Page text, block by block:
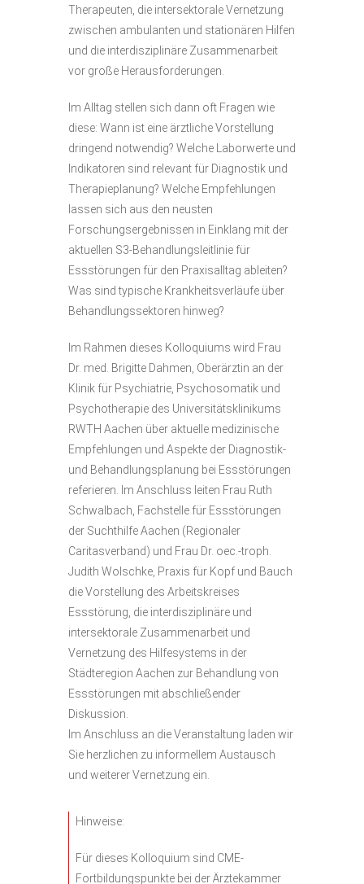
Therapeuten, die intersektorale Vernetzung
zwischen ambulanten und stationären Hilfen
und die interdisziplinäre Zusammenarbeit
vor große Herausforderungen.
Im Alltag stellen sich dann oft Fragen wie
diese: Wann ist eine ärztliche Vorstellung
dringend notwendig? Welche Laborwerte und
Indikatoren sind relevant für Diagnostik und
Therapieplanung? Welche Empfehlungen
lassen sich aus den neusten
Forschungsergebnissen in Einklang mit der
aktuellen S3-Behandlungsleitlinie für
Essstörungen für den Praxisalltag ableiten?
Was sind typische Krankheitsverläufe über
Behandlungssektoren hinweg?
Im Rahmen dieses Kolloquiums wird Frau
Dr. med. Brigitte Dahmen, Oberärztin an der
Klinik für Psychiatrie, Psychosomatik und
Psychotherapie des Universitätsklinikums
RWTH Aachen über aktuelle medizinische
Empfehlungen und Aspekte der Diagnostik-
und Behandlungsplanung bei Essstörungen
referieren. Im Anschluss leiten Frau Ruth
Schwalbach, Fachstelle für Essstörungen
der Suchthilfe Aachen (Regionaler
Caritasverband) und Frau Dr. oec.-troph.
Judith Wolschke, Praxis für Kopf und Bauch
die Vorstellung des Arbeitskreises
Essstörung, die interdisziplinäre und
intersektorale Zusammenarbeit und
Vernetzung des Hilfesystems in der
Städteregion Aachen zur Behandlung von
Essstörungen mit abschließender
Diskussion.
Im Anschluss an die Veranstaltung laden wir
Sie herzlichen zu informellem Austausch
und weiterer Vernetzung ein.
Hinweise:
Für dieses Kolloquium sind CME-
Fortbildungspunkte bei der Ärztekammer